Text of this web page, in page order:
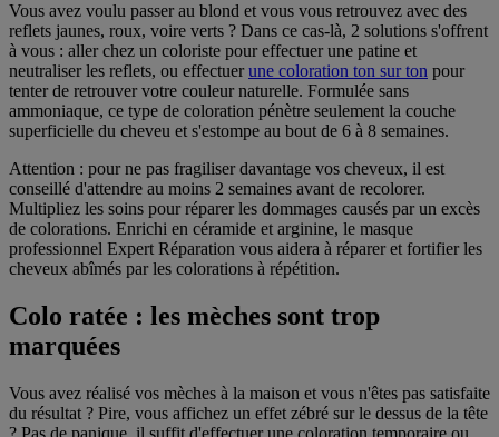
Vous avez voulu passer au blond et vous vous retrouvez avec des
reflets jaunes, roux, voire verts ? Dans ce cas-là, 2 solutions s'offrent
à vous : aller chez un coloriste pour effectuer une patine et
neutraliser les reflets, ou effectuerune coloration ton sur ton pour
tenter de retrouver votre couleur naturelle. Formulée sans
ammoniaque, ce type de coloration pénètre seulement la couche
superficielle du cheveu et s'estompe au bout de 6 à 8 semaines.
Attention : pour ne pas fragiliser davantage vos cheveux, il est
conseillé d'attendre au moins 2 semaines avant de recolorer.
Multipliez les soins pour réparer les dommages causés par un excès
de colorations. Enrichi en céramide et arginine, le masque
professionnel Expert Réparation vous aidera à réparer et fortifier les
cheveux abîmés par les colorations à répétition.
Colo ratée : les mèches sont trop
marquées
Vous avez réalisé vos mèches à la maison et vous n'êtes pas satisfaite
du résultat ? Pire, vous affichez un effet zébré sur le dessus de la tête